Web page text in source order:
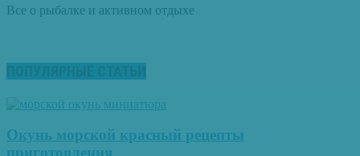
Все о рыбалке и активном отдыхе
ПОПУЛЯРНЫЕ СТАТЬИ
Окунь морской красный рецепты